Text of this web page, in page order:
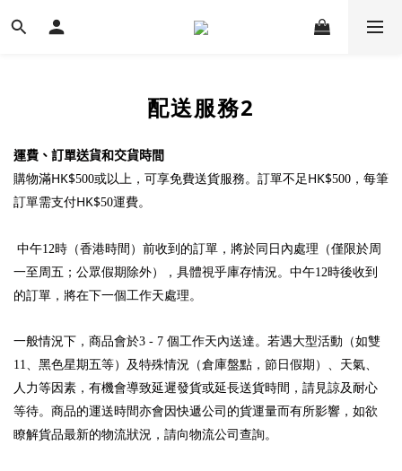
配送服務2
運費、訂單送貨和交貨時間
購物滿HK$500或以上，可享免費送貨服務。訂單不足 HK$500，每筆
訂單需支付HK$50運費。
中午12時（香港時間）前收到的訂單，將於同日內處理（僅限於周
一至周五；公眾假期除外），具體視乎庫存情況。中午12時後收到
的訂單，將在下一個工作天處理。
一般情況下，商品會於3 - 7 個工作天內送達。若遇大型活動（如雙
11、黑色星期五等）及特殊情況（倉庫盤點，節日假期）、天氣、
人力等因素，有機會導致延遲發貨或延長送貨時間，請見諒及 耐心
等待。商品的運送時間亦會因快遞公司的貨運量而有所影響，如欲
瞭解貨品最新的物流狀況，請向物流公司查詢。